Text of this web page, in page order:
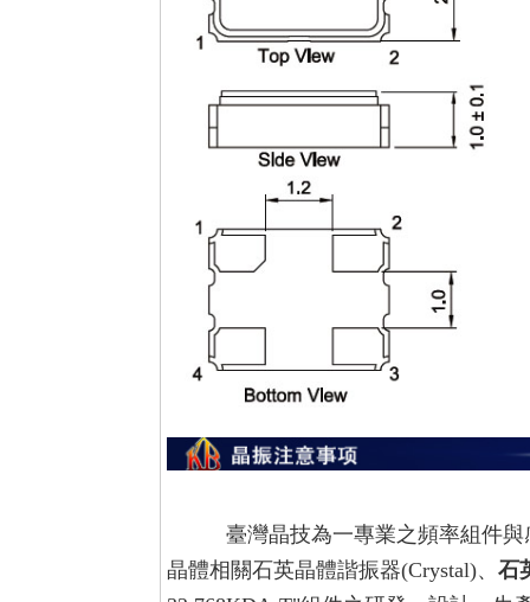
臺灣晶技為一專業之頻率組件
晶體相關石英晶體諧振器(Crystal)、 石